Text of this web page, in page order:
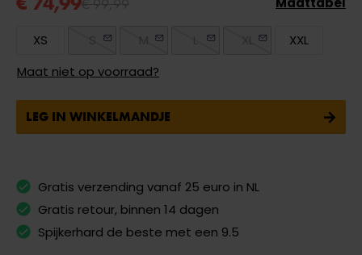
XS
XXL
Maat niet op voorraad?
LEG IN WINKELMANDJE
Gratis verzending vanaf 25 euro in NL
Gratis retour, binnen 14 dagen
Spijkerhard de beste met een 9.5